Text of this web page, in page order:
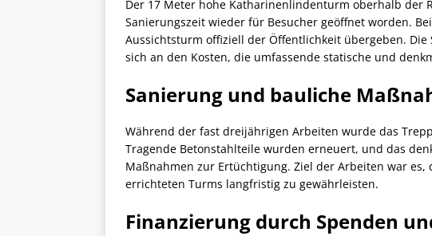
Der 17 Meter hohe Katharinenlindenturm oberhalb der
Sanierungszeit wieder für Besucher geöffnet worden.
Aussichtsturm offiziell der Öffentlichkeit übergeben.
sich an den Kosten, die umfassende statische und
Sanierung und bauliche
Während der fast dreijährigen Arbeiten wurde das
Tragende Betonstahlteile wurden erneuert, und das
Maßnahmen zur Ertüchtigung. Ziel der Arbeiten war
errichteten Turms langfristig zu gewährleisten.
Finanzierung durch Spenden